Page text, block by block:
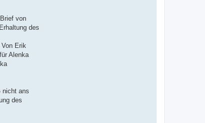
von
des
Erik
Alenka
nicht ans
des